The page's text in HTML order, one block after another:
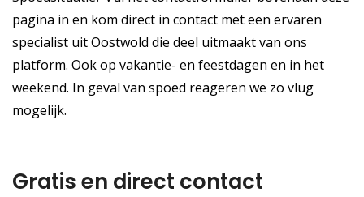
pagina in en kom direct in contact met een ervaren
specialist uit Oostwold die deel uitmaakt van ons
platform. Ook op vakantie- en feestdagen en in het
weekend. In geval van spoed reageren we zo vlug
mogelijk.
Gratis en direct contact